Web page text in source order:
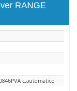
RANGE
c.automatico